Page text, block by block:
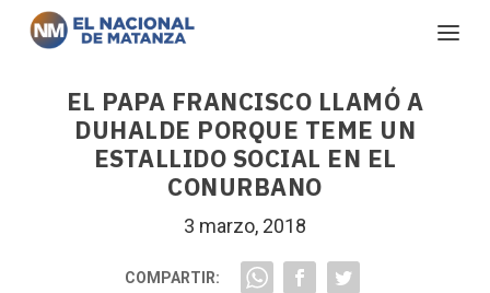
EL PAPA FRANCISCO LLAMÓ A
DUHALDE PORQUE TEME UN
ESTALLIDO SOCIAL EN EL
CONURBANO
3 marzo, 2018
COMPARTIR: